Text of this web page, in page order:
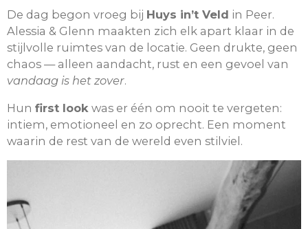
De dag begon vroeg bij Huys in’t Veld in Peer.
Alessia & Glenn maakten zich elk apart klaar in de
stijlvolle ruimtes van de locatie. Geen drukte, geen
chaos — alleen aandacht, rust en een gevoel van
vandaag is het zover.
Hun first look was er één om nooit te vergeten:
intiem, emotioneel en zo oprecht. Een moment
waarin de rest van de wereld even stilviel.